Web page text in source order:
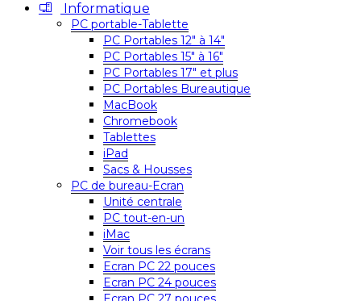
Informatique
PC portable-Tablette
PC Portables 12″ à 14″
PC Portables 15″ à 16″
PC Portables 17″ et plus
PC Portables Bureautique
MacBook
Chromebook
Tablettes
iPad
Sacs & Housses
PC de bureau-Ecran
Unité centrale
PC tout-en-un
iMac
Voir tous les écrans
Ecran PC 22 pouces
Ecran PC 24 pouces